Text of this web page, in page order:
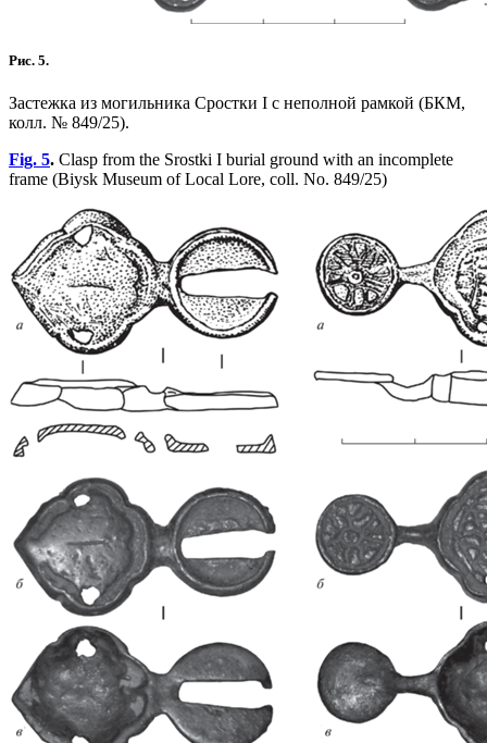
Рис. 5.
Застежка из могильника Сростки I с неполной рамкой (БКМ,
колл. № 849/25).
Fig. 5. Clasp from the Srostki I burial ground with an incomplete
frame (Biysk Museum of Local Lore, coll. No. 849/25)